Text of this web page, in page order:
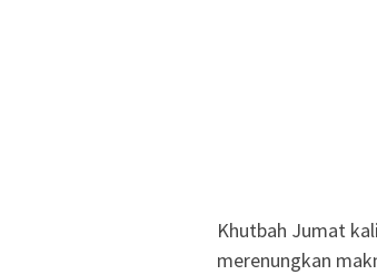
Khutbah Jumat
merenungkan